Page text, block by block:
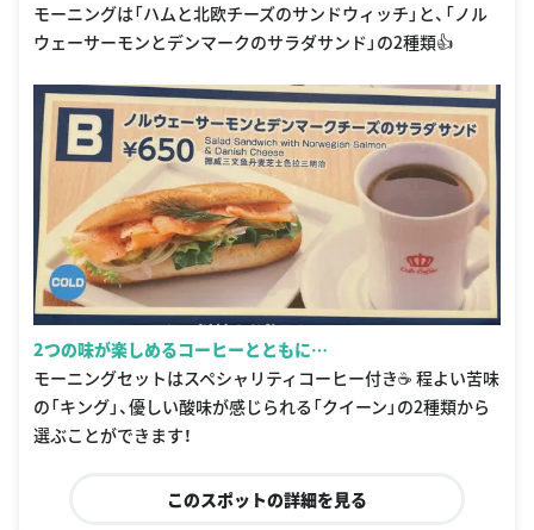
モーニングは「ハムと北欧チーズのサンドウィッチ」と、「ノル
ウェーサーモンとデンマークのサラダサンド」の2種類👍
2つの味が楽しめるコーヒーとともに…
モーニングセットはスペシャリティコーヒー付き☕️ 程よい苦味
の「キング」、優しい酸味が感じられる「クイーン」の2種類から
選ぶことができます！
このスポットの詳細を見る